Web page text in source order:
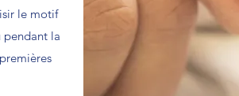
le motif
la